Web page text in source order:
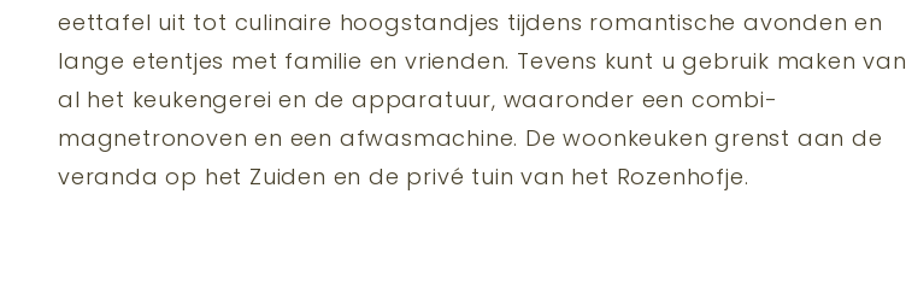
eettafel uit tot culinaire hoogstandjes tijdens romantische avonden en
lange etentjes met familie en vrienden. Tevens kunt u gebruik maken van
al het keukengerei en de apparatuur, waaronder een combi-
magnetronoven en een afwasmachine. De woonkeuken grenst aan de
veranda op het Zuiden en de privé tuin van het Rozenhofje.